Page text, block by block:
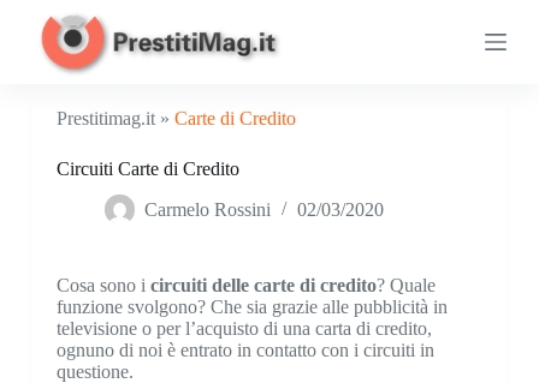
Prestitimag.it » Carte di Credito
Circuiti Carte di Credito
Carmelo Rossini 02/03/2020
Cosa sono i circuiti delle carte di credito? Quale
funzione svolgono? Che sia grazie alle pubblicità in
televisione o per l’acquisto di una carta di credito,
ognuno di noi è entrato in contatto con i circuiti in
questione.